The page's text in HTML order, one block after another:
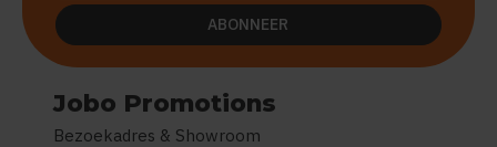
Jobo Promotions
Bezoekadres & Showroom
ABONNEER